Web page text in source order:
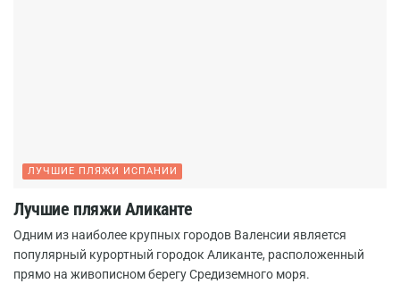
ЛУЧШИЕ ПЛЯЖИ ИСПАНИИ
Лучшие пляжи Аликанте
Одним из наиболее крупных городов Валенсии является
популярный курортный городок Аликанте, расположенный
прямо на живописном берегу Средиземного моря.